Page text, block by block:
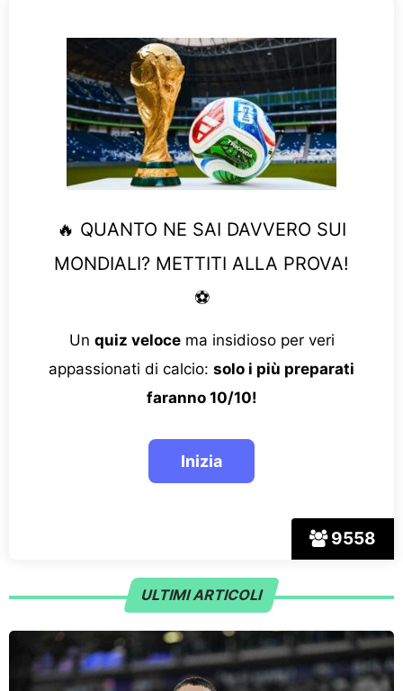
9558
🔥 QUANTO NE SAI DAVVERO SUI
MONDIALI? METTITI ALLA PROVA!
⚽
Un quiz velocema insidioso per veri
appassionati di calcio: solo i più preparati
faranno 10/10!
ULTIMI ARTICOLI